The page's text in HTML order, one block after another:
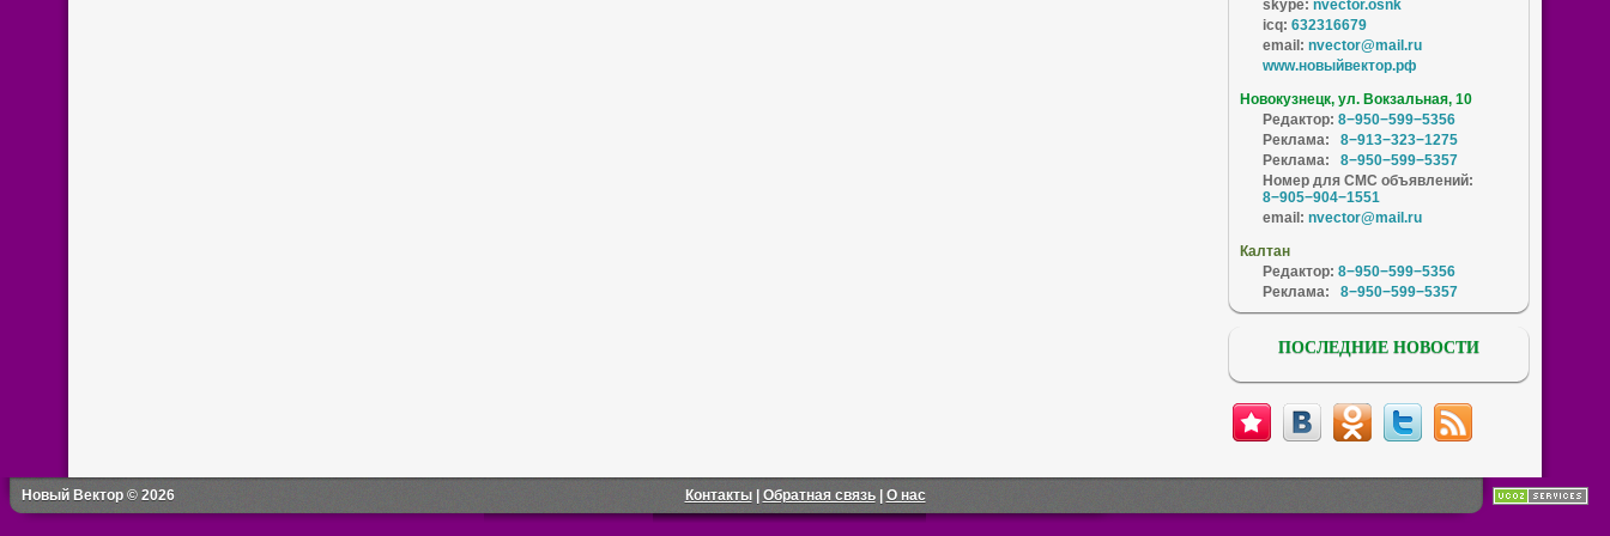
skype: nvector.osnk
icq: 632316679
email: nvector@mail.ru
www.новыйвектор.рф
Новокузнецк, ул. Вокзальная, 10
Редактор: 8−950−599−5356
Реклама:
8−913−323−1275
Реклама:
8−950−599−5357
Номер для СМС объявлений:
8−905−904−1551
email: nvector@mail.ru
Калтан
Редактор: 8−950−599−5356
Реклама:
8−950−599−5357
ПОСЛЕДНИЕ НОВОСТИ
Новый Вектор © 2026 Контакты| Обратная связь| О нас